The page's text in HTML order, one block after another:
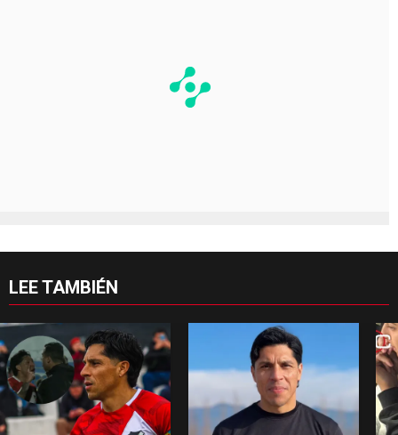
LEE TAMBIÉN